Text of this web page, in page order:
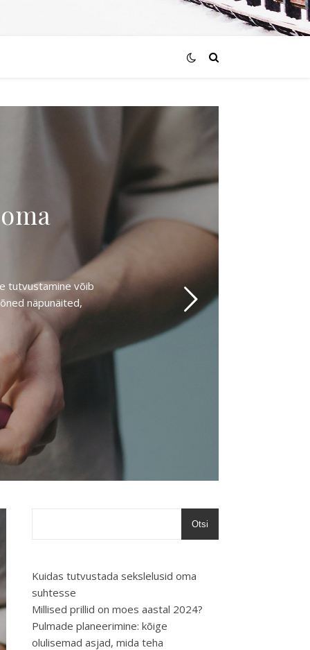
tutvustamine võib
näpunäited,
Otsi
Kuidas tutvustada sekslelusid oma
suhtesse
Millised prillid on moes aastal 2024?
Pulmade planeerimine: kõige
olulisemad asjad, mida teha